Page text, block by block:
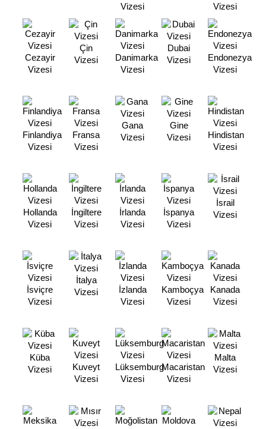
Vizesi
Vizesi
Cezayir
Vizesi
Çin
Vizesi
Danimarka
Vizesi
Dubai
Vizesi
Endonezya
Vizesi
Finlandiya
Vizesi
Fransa
Vizesi
Gana
Vizesi
Gine
Vizesi
Hindistan
Vizesi
Hollanda
Vizesi
İngiltere
Vizesi
İrlanda
Vizesi
İspanya
Vizesi
İsrail
Vizesi
İsviçre
Vizesi
İtalya
Vizesi
İzlanda
Vizesi
Kamboçya
Vizesi
Kanada
Vizesi
Küba
Vizesi
Kuveyt
Vizesi
Lüksemburg
Vizesi
Macaristan
Vizesi
Malta
Vizesi